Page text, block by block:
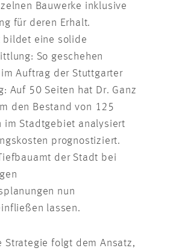
Bauwerke inklusive
für deren Erhalt.
bildet eine solide
So geschehen
Auftrag der Stuttgarter
Auf 50 Seiten hat Dr. Ganz
den Bestand von 125
im Stadtgebiet analysiert
prognostiziert.
der Stadt bei
nun
lassen.
Strategie folgt dem Ansatz,